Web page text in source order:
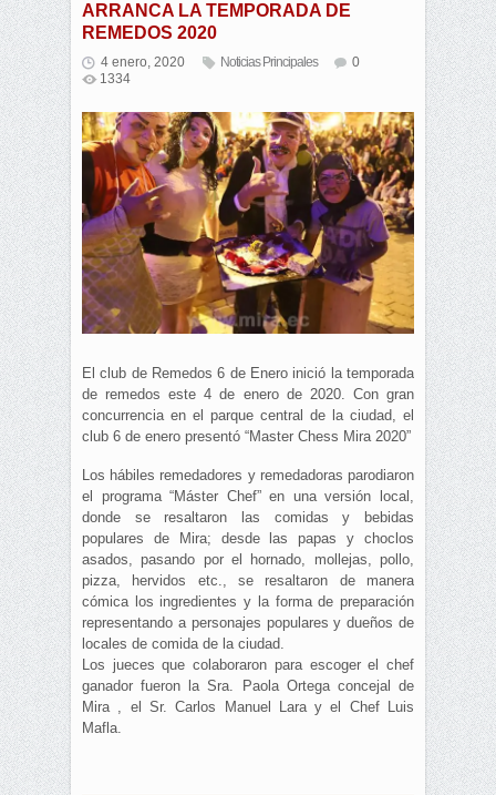
ARRANCA LA TEMPORADA DE
REMEDOS 2020
4 enero, 2020 Noticias Principales
0
1334
El club de Remedos 6 de Enero inició la temporada
de remedos este 4 de enero de 2020. Con gran
concurrencia en el parque central de la ciudad, el
club 6 de enero presentó “Master Chess Mira 2020”
Los hábiles remedadores y remedadoras parodiaron
el programa “Máster Chef” en una versión local,
donde se resaltaron las comidas y bebidas
populares de Mira; desde las papas y choclos
asados, pasando por el hornado, mollejas, pollo,
pizza, hervidos etc., se resaltaron de manera
cómica los ingredientes y la forma de preparación
representando a personajes populares y dueños de
locales de comida de la ciudad.
Los jueces que colaboraron para escoger el chef
ganador fueron la Sra. Paola Ortega concejal de
Mira , el Sr. Carlos Manuel Lara y el Chef Luis
Mafla.